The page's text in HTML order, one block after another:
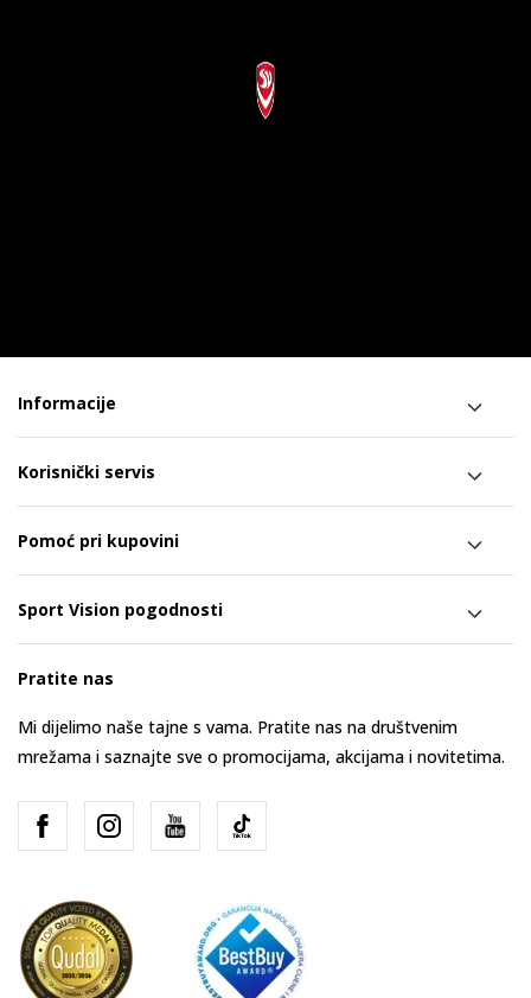
Informacije
Korisnički servis
Pomoć pri kupovini
Sport Vision pogodnosti
Pratite nas
Mi dijelimo naše tajne s vama. Pratite nas na društvenim
mrežama i saznajte sve o promocijama, akcijama i novitetima.